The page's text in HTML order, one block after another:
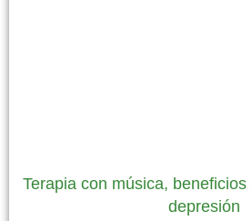
Terapia con música,
depresión